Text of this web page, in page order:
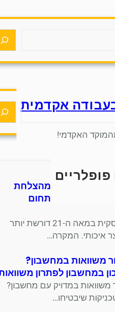
אקדמית
האקדמי!
למידה מהצלחת
מסורתית בתחום
הצלחה עסקית במאה ה-21 דורשת יותר
איכותי. המקרה…
משוואות במחשבון?
במחשבון לפתרון
משוואות במדויק עם מחשבון?
שיבטיחו…